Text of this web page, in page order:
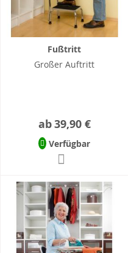
Fußtritt
Großer Auftritt
ab39,90 €
Verfügbar